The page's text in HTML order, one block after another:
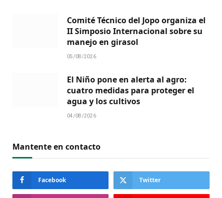
Comité Técnico del Jopo organiza el
II Simposio Internacional sobre su
manejo en girasol
05/08/2026
El Niño pone en alerta al agro:
cuatro medidas para proteger el
agua y los cultivos
04/08/2026
Mantente en contacto
Facebook Twitter